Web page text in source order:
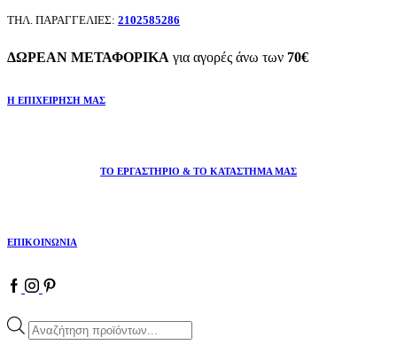
ΤΗΛ. ΠΑΡΑΓΓΕΛΙΕΣ: 2102585286
ΔΩΡΕΑΝ ΜΕΤΑΦΟΡΙΚΑ για αγορές άνω των 70€
Η ΕΠΙΧΕΙΡΗΣΗ ΜΑΣ
ΤΟ ΕΡΓΑΣΤΗΡΙΟ & ΤΟ ΚΑΤΑΣΤΗΜΑ ΜΑΣ
ΕΠΙΚΟΙΝΩΝΙΑ
Facebook
Instagram
Pinterest
Products
search